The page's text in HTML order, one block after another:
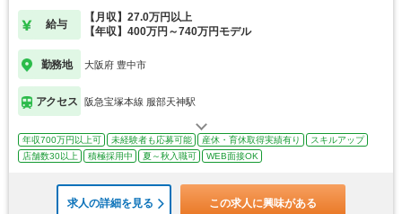
給与
【月収】27.0万円以上
【年収】400万円～740万円モデル
勤務地 大阪府 豊中市
アクセス 阪急宝塚本線 服部天神駅
年収700万円以上可 未経験者も応募可能 産休・育休取得実績有り
スキルアップ
店舗数30以上
積極採用中 夏～秋入職可 WEB面接OK
求人の詳細を見る この求人に興味がある